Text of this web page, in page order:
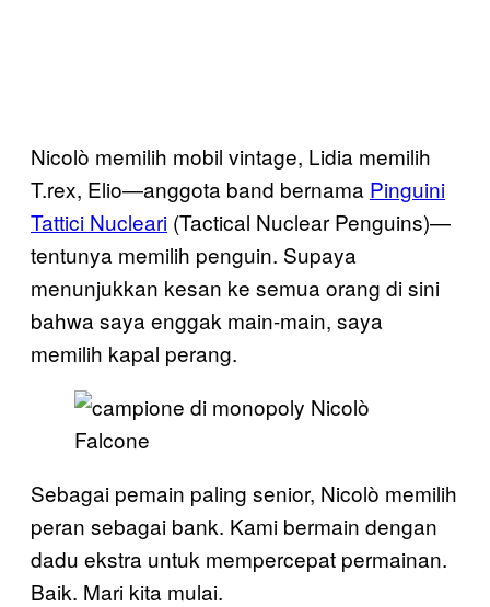
Nicolò memilih mobil vintage, Lidia memilih
T.rex, Elio—anggota band bernama Pinguini
Tattici Nucleari (Tactical Nuclear Penguins)—
tentunya memilih penguin. Supaya
menunjukkan kesan ke semua orang di sini
bahwa saya enggak main-main, saya
memilih kapal perang.
Sebagai pemain paling senior, Nicolò memilih
peran sebagai bank. Kami bermain dengan
dadu ekstra untuk mempercepat permainan.
Baik. Mari kita mulai.